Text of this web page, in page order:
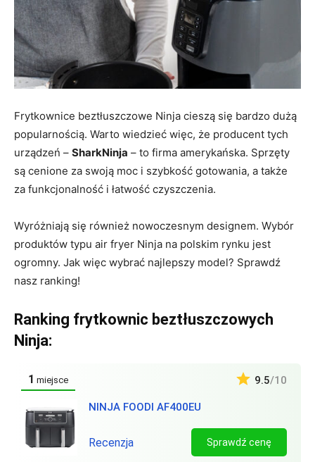
Frytkownice beztłuszczowe Ninja cieszą się bardzo dużą
popularnością. Warto wiedzieć więc, że producent tych
urządzeń – SharkNinja – to firma amerykańska. Sprzęty
są cenione za swoją moc i szybkość gotowania, a także
za funkcjonalność i łatwość czyszczenia.
Wyróżniają się również nowoczesnym designem. Wybór
produktów typu air fryer Ninja na polskim rynku jest
ogromny. Jak więc wybrać najlepszy model? Sprawdź
nasz ranking!
Ranking frytkownic beztłuszczowych
Ninja:
1 miejsce
NINJA FOODI AF400EU
9.5/10
Recenzja Sprawdź cenę